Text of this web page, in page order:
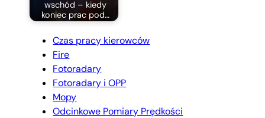
wschód – kiedy
koniec prac pod…
Czas pracy kierowców
Fire
Fotoradary
Fotoradary i OPP
Mopy
Odcinkowe Pomiary Prędkości